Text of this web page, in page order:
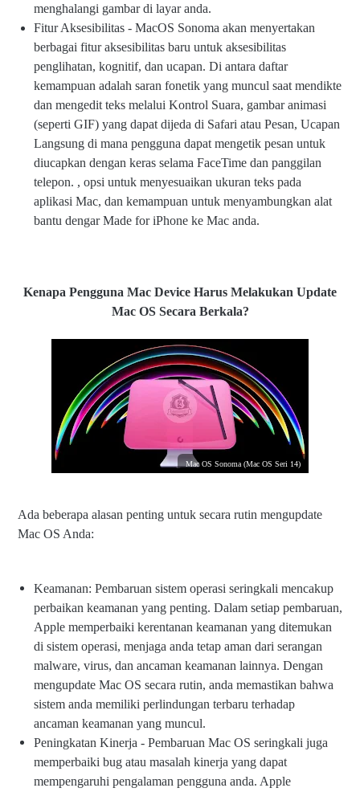
menghalangi gambar di layar anda.
Fitur Aksesibilitas - MacOS Sonoma akan menyertakan
berbagai fitur aksesibilitas baru untuk aksesibilitas
penglihatan, kognitif, dan ucapan. Di antara daftar
kemampuan adalah saran fonetik yang muncul saat mendikte
dan mengedit teks melalui Kontrol Suara, gambar animasi
(seperti GIF) yang dapat dijeda di Safari atau Pesan, Ucapan
Langsung di mana pengguna dapat mengetik pesan untuk
diucapkan dengan keras selama FaceTime dan panggilan
telepon. , opsi untuk menyesuaikan ukuran teks pada
aplikasi Mac, dan kemampuan untuk menyambungkan alat
bantu dengar Made for iPhone ke Mac anda.
Kenapa Pengguna Mac Device Harus Melakukan Update
Mac OS Secara Berkala?
Mac OS Sonoma (Mac OS Seri 14)
Ada beberapa alasan penting untuk secara rutin mengupdate
Mac OS Anda:
Keamanan: Pembaruan sistem operasi seringkali mencakup
perbaikan keamanan yang penting. Dalam setiap pembaruan,
Apple memperbaiki kerentanan keamanan yang ditemukan
di sistem operasi, menjaga anda tetap aman dari serangan
malware, virus, dan ancaman keamanan lainnya. Dengan
mengupdate Mac OS secara rutin, anda memastikan bahwa
sistem anda memiliki perlindungan terbaru terhadap
ancaman keamanan yang muncul.
Peningkatan Kinerja - Pembaruan Mac OS seringkali juga
memperbaiki bug atau masalah kinerja yang dapat
mempengaruhi pengalaman pengguna anda. Apple